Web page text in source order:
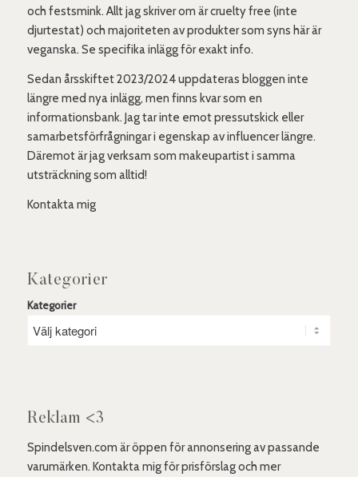
och festsmink. Allt jag skriver om är cruelty free (inte
djurtestat) och majoriteten av produkter som syns här är
veganska. Se specifika inlägg för exakt info.
Sedan årsskiftet 2023/2024 uppdateras bloggen inte
längre med nya inlägg, men finns kvar som en
informationsbank. Jag tar inte emot pressutskick eller
samarbetsförfrågningar i egenskap av influencer längre.
Däremot är jag verksam som makeupartist i samma
utsträckning som alltid!
Kontakta mig
Kategorier
Kategorier
Reklam <3
Spindelsven.com är öppen för annonsering av passande
varumärken. Kontakta mig för prisförslag och mer